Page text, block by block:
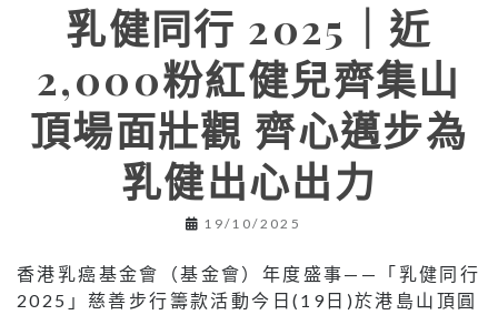
乳健同行 2025｜近
2,000粉紅健兒齊集山
頂場面壯觀 齊心邁步為
乳健出心出力
19/10/2025
香港乳癌基金會（基金會）年度盛事——「乳健同行
2025」慈善步行籌款活動今日(19日)於港島山頂圓